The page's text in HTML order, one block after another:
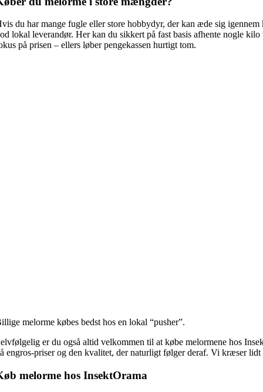
du har mange fugle eller store hobbydyr, der kan æde sig
lokal leverandør. Her kan du sikkert på fast basis afhente nogle
på prisen – ellers løber pengekassen hurtigt tom.
melorme købes bedst hos en lokal “pusher”.
er du også altid velkommen til at købe melormene hos
engros-priser og den kvalitet, der naturligt følger deraf. Vi kræser
melorme hos InsektOrama